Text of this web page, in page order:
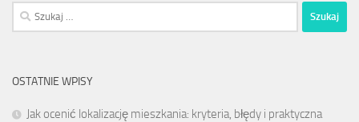
Szukaj:
OSTATNIE WPISY
Jak ocenić lokalizację mieszkania: kryteria, błędy i praktyczna